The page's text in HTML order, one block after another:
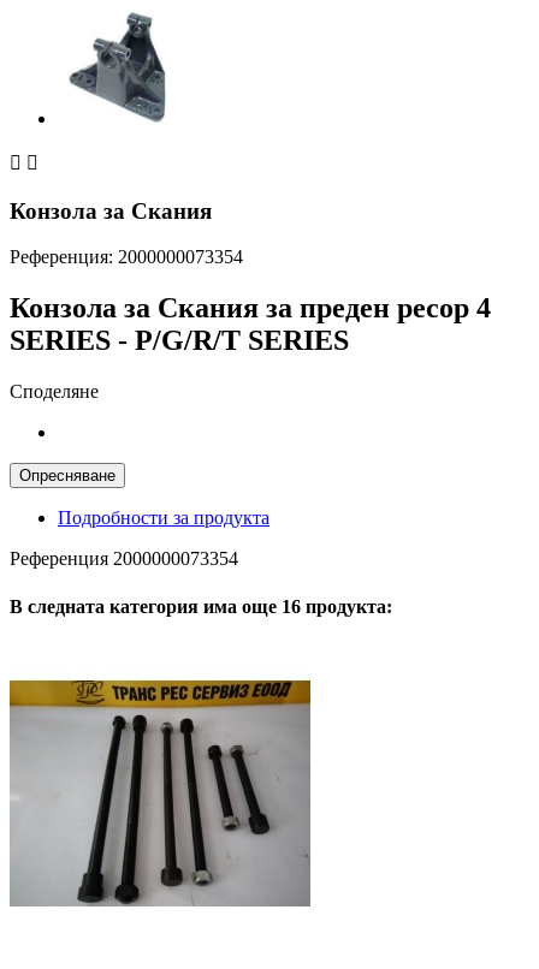
 
Конзола за Скания
Референция: 2000000073354
Конзола за Скания за преден ресор 4
SERIES - P/G/R/T SERIES
Споделяне
Подробности за продукта
Референция 2000000073354
В следната категория има още 16 продукта: